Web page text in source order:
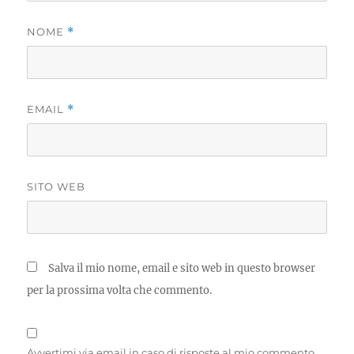
NOME *
EMAIL *
SITO WEB
Salva il mio nome, email e sito web in questo browser
per la prossima volta che commento.